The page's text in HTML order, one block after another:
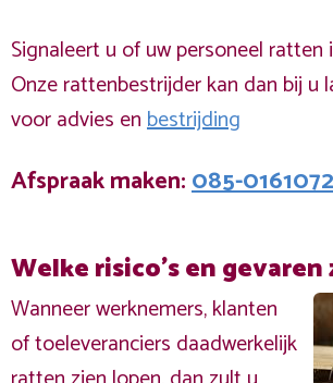
Signaleert u of uw personeel ratten
Onze rattenbestrijder kan dan bij u
voor advies enbestrijding
Afspraak maken:085-0161072
Welke risico's en gevaren
Wanneer werknemers, klanten
of toeleveranciers daadwerkelijk